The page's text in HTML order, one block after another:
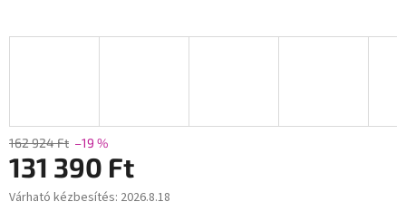
162 924 Ft –19 %
131 390 Ft
Egységár:
Várható kézbesítés: 2026.8.18